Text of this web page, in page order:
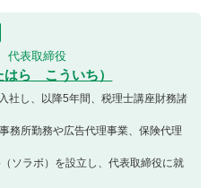
代表取締役
ら こういち）
社し、以降5年間、税理士講座財務諸
所勤務や広告代理事業、保険代理
ソラボ）を設立し、代表取締役に就